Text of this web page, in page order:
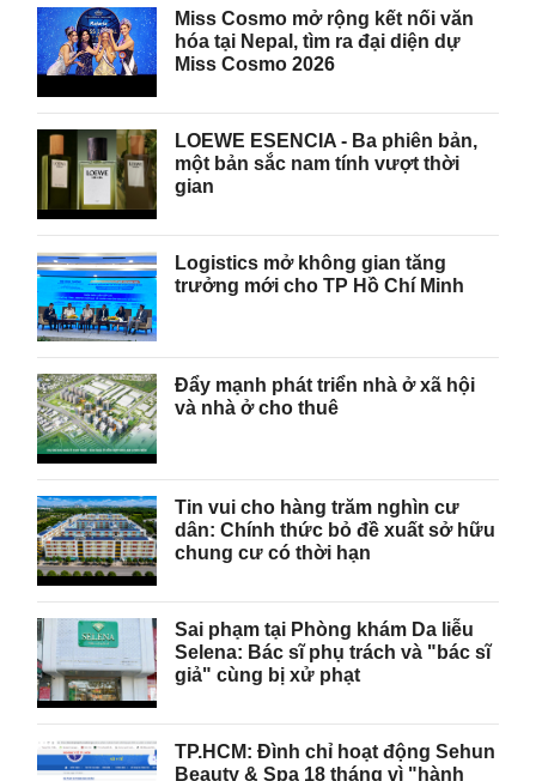
Miss Cosmo mở rộng kết nối văn
hóa tại Nepal, tìm ra đại diện dự
Miss Cosmo 2026
LOEWE ESENCIA - Ba phiên bản,
một bản sắc nam tính vượt thời
gian
Logistics mở không gian tăng
trưởng mới cho TP Hồ Chí Minh
Đẩy mạnh phát triển nhà ở xã hội
và nhà ở cho thuê
Tin vui cho hàng trăm nghìn cư
dân: Chính thức bỏ đề xuất sở hữu
chung cư có thời hạn
Sai phạm tại Phòng khám Da liễu
Selena: Bác sĩ phụ trách và "bác sĩ
giả" cùng bị xử phạt
TP.HCM: Đình chỉ hoạt động Sehun
Beauty & Spa 18 tháng vì "hành